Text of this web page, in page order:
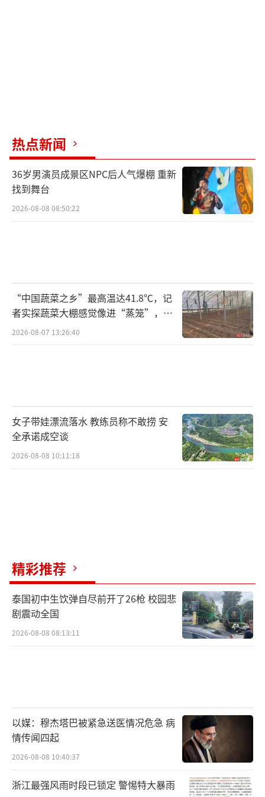
热点新闻
36岁男演员成景区NPC后人气爆棚 重新
找到舞台
2026-08-08 08:50:22
“中国蔬菜之乡”最高温达41.8℃，记
者实探蔬菜大棚感觉像进“蒸笼”，有
村民称只能凌晨两点起来干活
2026-08-07 13:26:40
女子带娃漂流落水 教练员称不敢捞 安
全承诺成空谈
2026-08-08 10:11:18
精彩推荐
泰国初中生饮弹自尽前开了26枪 校园悲
剧震动全国
2026-08-08 08:13:11
以媒：穆杰塔巴被紧急送医情况危急 病
情传闻四起
2026-08-08 10:40:37
浙江最强风雨时段已锁定 警惕特大暴雨